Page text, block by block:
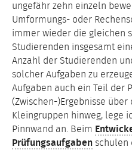
ungefähr zehn einzeln
Umformungs- oder
immer wieder die gleichen
Studierenden insgesamt
Anzahl der Studierenden
solcher Aufgaben zu
Aufgaben auch ein Teil der
(Zwischen-)Ergebnisse über
Kleingruppen hinweg, lege
Pinnwand an. Beim
Prüfungsaufgaben schulen